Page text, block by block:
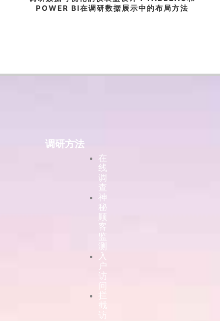
POWER BI在调研数据展示中的布局方法
调研方法
在
线
调
查
神
秘
顾
客
监
测
入
户
访
问
拦
截
访